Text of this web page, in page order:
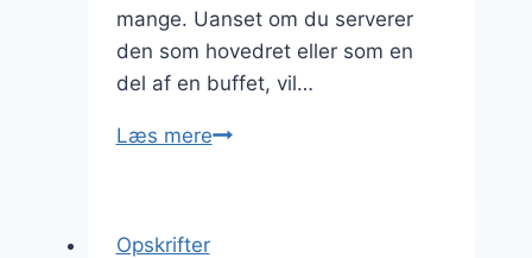
mange. Uanset om du serverer
den som hovedret eller som en
del af en buffet, vil…
Læs mereTortellini
Opskrifter